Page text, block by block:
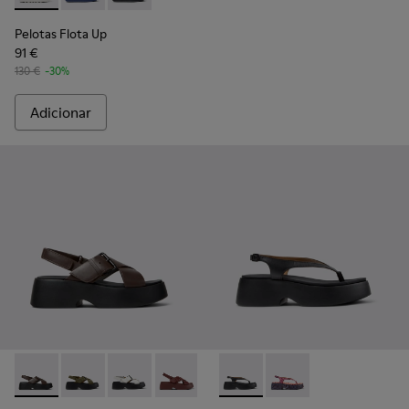
Pelotas Flota Up
91 €
130 € -30%
Adicionar
Tasha - K201860-004 - Sandálias de pele castanha para
Tasha - K201860-006 - Sandálias de pele verdes
Tasha - K201860-005
Tasha - K201860-002
Tasha - K201860-001
Tasha - K201859-001 -
Tasha - K201859-003